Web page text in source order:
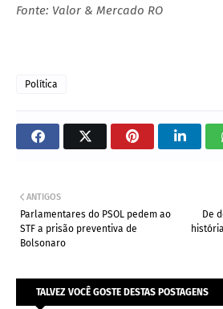
Fonte: Valor & Mercado RO
Política
De
ANTIGOS
Parlamentares do PSOL pedem ao
STF a prisão preventiva de
Bolsonaro
TALVEZ VOCÊ GOSTE DESTAS POSTAGENS